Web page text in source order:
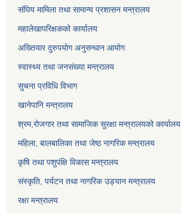
संघिय मामिला तथा सामान्य प्रशासन मन्त्रालय
महालेखापरिक्षकको कार्यालय
अख्तियार दुरुपयोग अनुसन्धान आयोग
स्वास्थ्य तथा जनसंख्या मन्त्रालय
सुचना प्रविधि विभाग
खानेपानि मन्त्रालय
श्रम,रोजगार तथा सामाजिक सुरक्षा मन्त्रालयको कार्यालय
महिला, बालबालिका तथा जेष्ठ नागरिक मन्त्रालय
कृषि तथा पशुपंक्षि विकास मन्त्रालय
संस्कृति, पर्यटन तथा नागरिक उड्‍यान मन्त्रालय
रक्षा मन्त्रालय